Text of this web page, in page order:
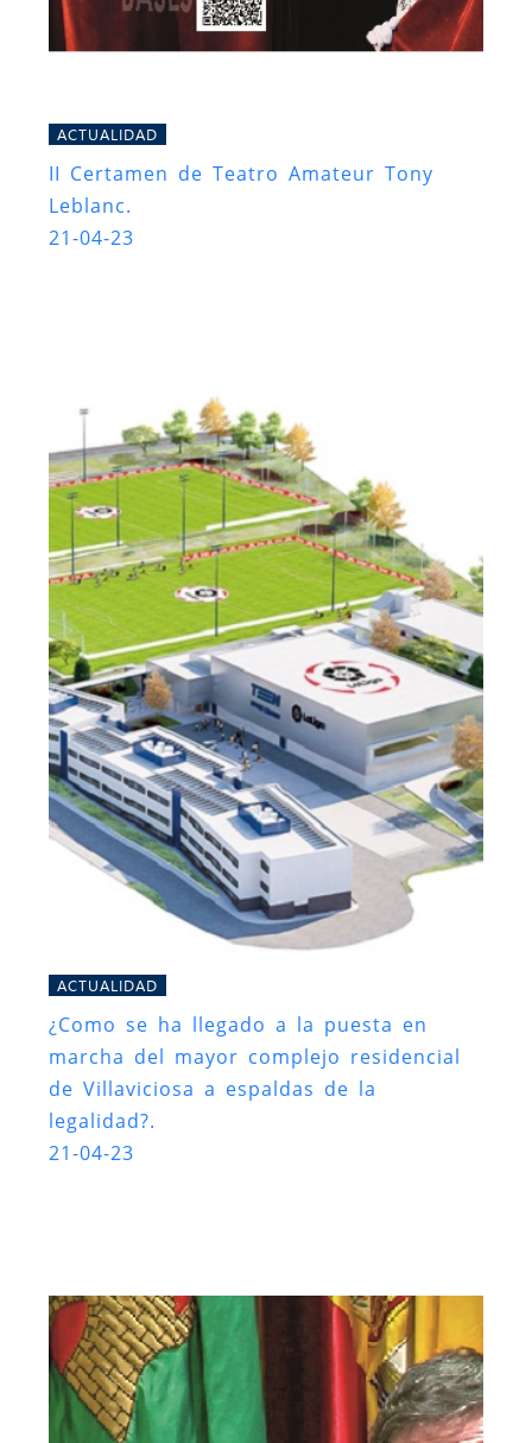
ACTUALIDAD
II Certamen de Teatro Amateur Tony
Leblanc.
21-04-23
ACTUALIDAD
¿Como se ha llegado a la puesta en
marcha del mayor complejo residencial
de Villaviciosa a espaldas de la
legalidad?.
21-04-23